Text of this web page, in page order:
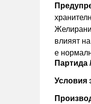
влияят
е
Партида
Условия